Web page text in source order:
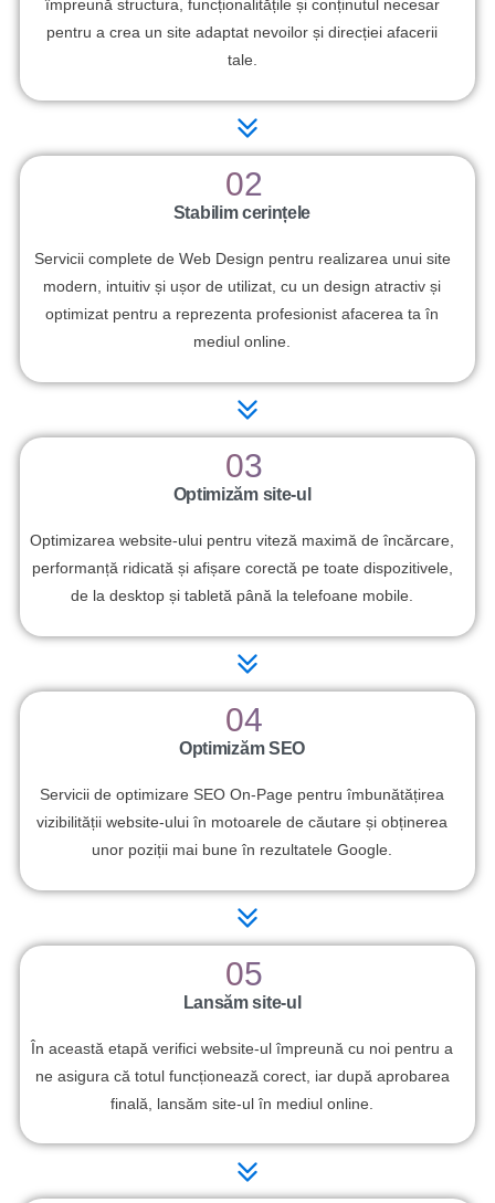
împreună structura, funcționalitățile și conținutul necesar
pentru a crea un site adaptat nevoilor și direcției afacerii
tale.
02
Stabilim cerințele
Servicii complete de Web Design pentru realizarea unui site
modern, intuitiv și ușor de utilizat, cu un design atractiv și
optimizat pentru a reprezenta profesionist afacerea ta în
mediul online.
03
Optimizăm site-ul
Optimizarea website-ului pentru viteză maximă de încărcare,
performanță ridicată și afișare corectă pe toate dispozitivele,
de la desktop și tabletă până la telefoane mobile.
04
Optimizăm SEO
Servicii de optimizare SEO On-Page pentru îmbunătățirea
vizibilității website-ului în motoarele de căutare și obținerea
unor poziții mai bune în rezultatele Google.
05
Lansăm site-ul
În această etapă verifici website-ul împreună cu noi pentru a
ne asigura că totul funcționează corect, iar după aprobarea
finală, lansăm site-ul în mediul online.